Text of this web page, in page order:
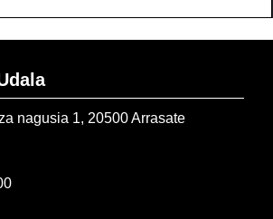
nagusia 1, 20500 Arrasate